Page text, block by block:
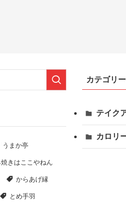
うまか亭
きはここやねん
からあげ縁
とめ手羽
カテゴリ
テイク
カロリ